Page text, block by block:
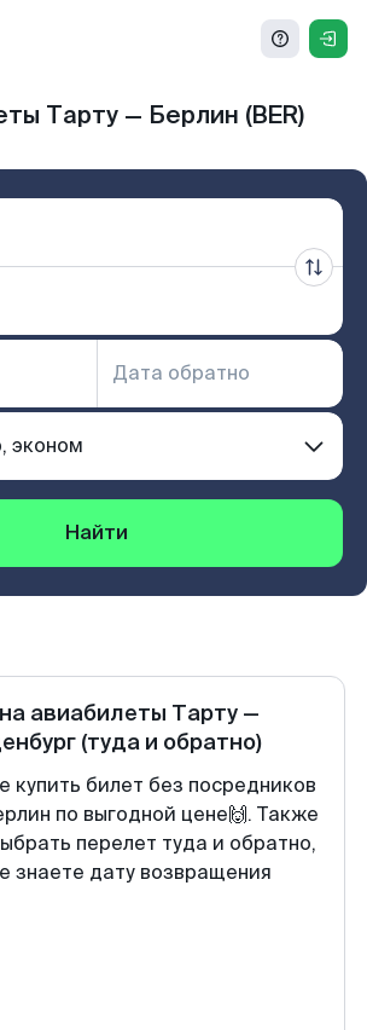
Тарту — Берлин (BER)
Найти
авиабилеты Тарту —
(туда и обратно)
купить билет без посредников
по выгодной цене🙌. Также
перелет туда и обратно,
знаете дату возвращения